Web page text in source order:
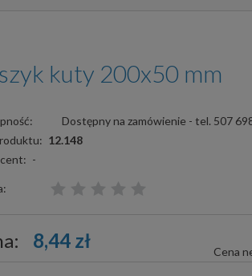
kuty 200x50 mm
Dostępny na zamówienie - tel. 507
12.148
-
8,44 zł Cena